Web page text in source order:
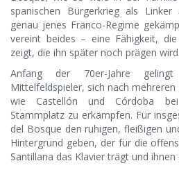
spanischen Bürgerkrieg als Linker
genau jenes Franco-Regime
vereint beides – eine Fähigkeit,
zeigt, die ihn später noch prägen wird.
Anfang der 70er-Jahre
Mittelfeldspieler, sich nach mehreren
wie Castellón und Córdoba
Stammplatz zu erkämpfen. Für
del Bosque den ruhigen, fleißigen
Hintergrund geben, der für die
Santillana das Klavier trägt und